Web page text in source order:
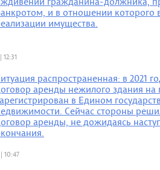
и в отношении которого
имущества.
распространенная: в 2021
аренды нежилого здания на
в Едином
Сейчас стороны
аренды, не дожидаясь
10:47